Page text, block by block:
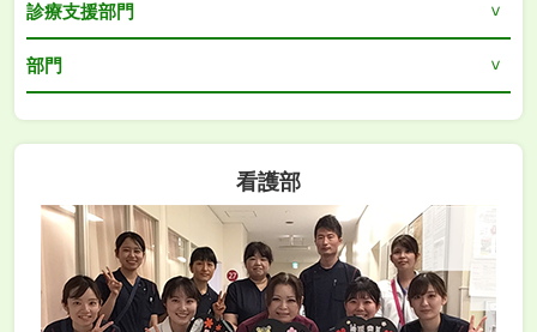
診療支援部門
部門
看護部